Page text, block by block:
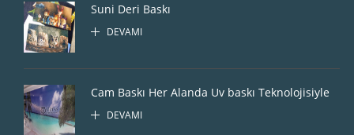
Suni Deri Baskı
DEVAMI
Cam Baskı Her Alanda Uv baskı Teknolojisiyle
DEVAMI